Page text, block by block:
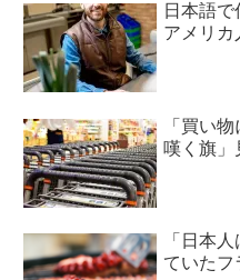
日本語で
アメリ
「買い
嘆く旗
「日本
ていたフ